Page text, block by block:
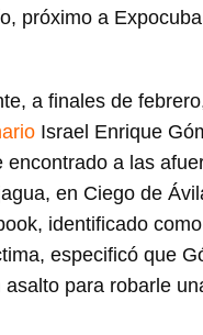
próximo a
a finales de
Israel Enrique
a las
en Ciego de
identificado
especificó que
para robarle